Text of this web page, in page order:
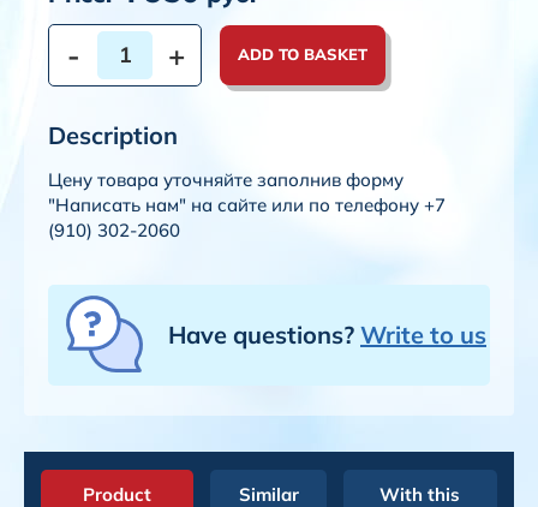
- + ADD TO BASKET
Description
Цену товара уточняйте заполнив форму
"Написать нам" на сайте или по телефону +7
(910) 302-2060
Have questions? Write to us
Product
Similar
With this